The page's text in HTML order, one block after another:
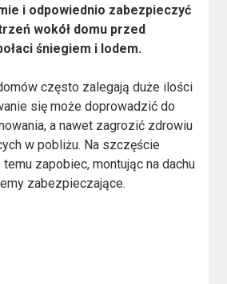
i odpowiednio zabezpieczyć
wokół domu przed
śniegiem i lodem.
często zalegają duże ilości
się może doprowadzić do
a nawet zagrozić zdrowiu
w pobliżu. Na szczęście
zapobiec, montując na dachu
zabezpieczające.